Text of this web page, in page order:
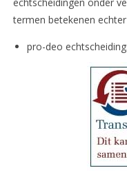
termen betekenen
pro-deo